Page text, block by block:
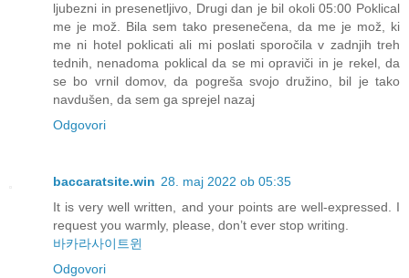
ljubezni in presenetljivo, Drugi dan je bil okoli 05:00 Poklical
me je mož. Bila sem tako presenečena, da me je mož, ki
me ni hotel poklicati ali mi poslati sporočila v zadnjih treh
tednih, nenadoma poklical da se mi opraviči in je rekel, da
se bo vrnil domov, da pogreša svojo družino, bil je tako
navdušen, da sem ga sprejel nazaj
Odgovori
baccaratsite.win 28. maj 2022 ob 05:35
It is very well written, and your points are well-expressed. I
request you warmly, please, don’t ever stop writing.
바카라사이트윈
Odgovori